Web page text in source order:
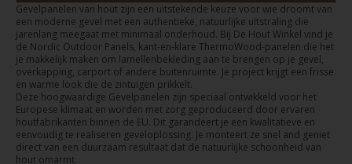
Gevelpanelen van hout zijn een uitstekende keuze voor wie droomt van
een moderne gevel met een authentieke, natuurlijke uitstraling die
jarenlang meegaat met minimaal onderhoud. Bij De Hout Winkel vind je
de Nordic Outdoor Panels, kant-en-klare ThermoWood-panelen die het
je makkelijk maken om lamellenbekleding aan te brengen op je gevel,
overkapping, carport of andere buitenruimte. Je project krijgt een frisse
en warme look die de zintuigen prikkelt.
Deze hoogwaardige Gevelpanelen zijn speciaal ontwikkeld voor het
Europese klimaat en worden met zorg geproduceerd door ervaren
houtfabrikanten binnen de EU. Dit garandeert je een kwalitatieve en
eenvoudig te realiseren geveloplossing. Je monteert ze snel and geniet
direct van een duurzaam resultaat dat de natuurlijke schoonheid van
hout omarmt.